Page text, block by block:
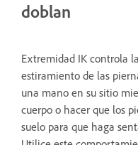
doblan
Extremidad IK controla
estiramiento de las
una mano en su sitio
cuerpo o hacer que los
suelo para que haga